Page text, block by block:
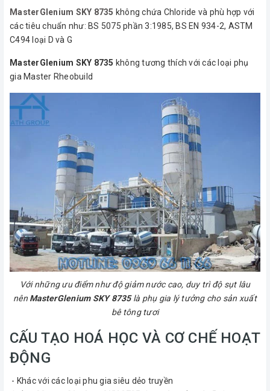
MasterGlenium SKY 8735 không chứa Chloride và phù hợp với
các tiêu chuẩn như: BS 5075 phần 3:1985, BS EN 934-2, ASTM
C494 loại D và G
MasterGlenium SKY 8735 không tương thích với các loại phụ
gia Master Rheobuild
Với những ưu điểm như độ giảm nước cao, duy trì độ sụt lâu
nên MasterGlenium SKY 8735là phụ gia lý tưởng cho sản xuất
bê tông tươi
CẤU TẠO HOÁ HỌC VÀ CƠ CHẾ HOẠT
ĐỘNG
- Khác với các loại phu gia siêu dẻo truyền